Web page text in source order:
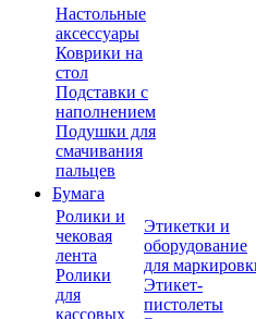
Настольные
аксессуары
Коврики на
стол
Подставки с
наполнением
Подушки для
смачивания
пальцев
Бумага
Ролики и
чековая
лента
Ролики
для
кассовых
Этикетки и
оборудование
для
Этикет-
пистолеты